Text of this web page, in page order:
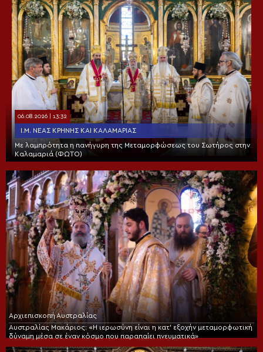
06.08.2026 | 13:32
Ι.Μ. ΝΈΑΣ ΚΡΉΝΗΣ ΚΑΙ ΚΑΛΑΜΑΡΙΆΣ
Με λαμπρότητα η πανήγυρη της Μεταμορφώσεως του Σωτήρος στην
Καλαμαριά (ΦΩΤΟ)
Αρχιεπισκοπή Αυστραλίας
Αυστραλίας Μακάριος: «Η ιερωσύνη είναι η κατ’ εξοχήν μεταμορφωτική
δύναμη μέσα σε έναν κόσμο που παραπαίει πνευματικά»